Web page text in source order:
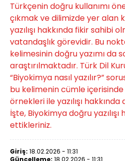
Türkçenin doğru kullanımı
çıkmak ve dilimizde yer alan
yazılışı hakkında fikir sahibi
vatandaşlık görevidir. Bu
kelimesinin doğru yazımı da
araştırılmaktadır. Türk Dil
“Biyokimya nasıl yazılır?”
bu kelimenin cümle
örnekleri ile yazılışı hakkında
İşte, Biyokimya doğru
ettikleriniz.
Giriş: 18.02.2026 - 11:31
Güncelleme: 18.02.2026 - 11:31